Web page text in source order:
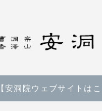
【安洞院ウェブサイトはこ